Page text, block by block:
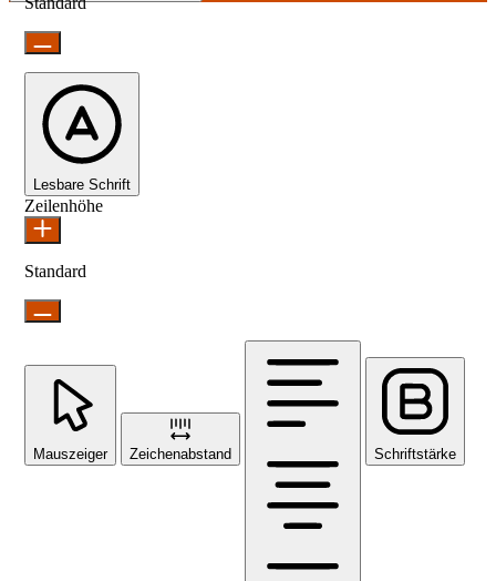
Lesbare Schrift
Zeilenhöhe
Standard
Mauszeiger Zeichenabstand Schriftstärke